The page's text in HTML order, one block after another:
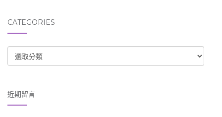
CATEGORIES
CATEGORIES
近期留言